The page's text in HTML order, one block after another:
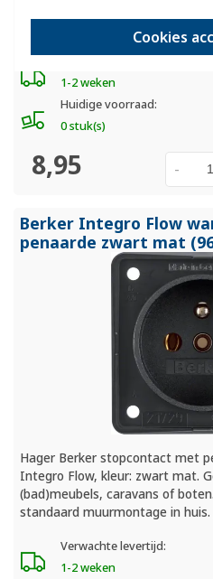
Cookies
1-2 weken
Huidige voorraad:
0 stuk(s)
8,95 -
Berker Integro Flow
penaarde zwart mat
Hager Berker stopcontact met
Integro Flow, kleur: zwart mat.
(bad)meubels, caravans of
standaard muurmontage in
Verwachte levertijd:
1-2 weken